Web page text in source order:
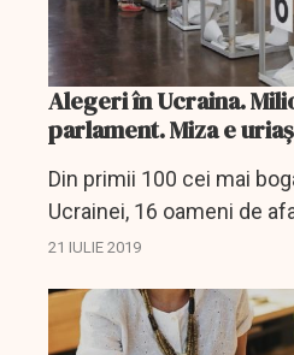
Alegeri în Ucraina.
parlament. Miza e
Din primii 100 cei mai
Ucrainei, 16 oameni de
viitorul parlament al țării,
Cum se...
21 IULIE 2019